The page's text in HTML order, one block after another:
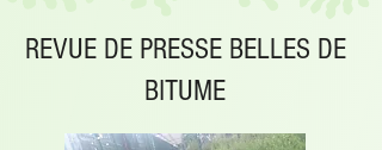
REVUE DE PRESSE BELLES DE
BITUME